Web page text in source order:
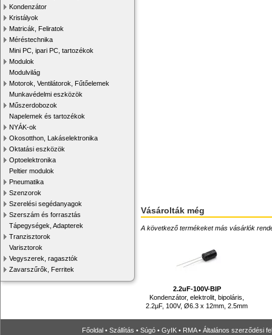
Kondenzátor
Kristályok
Matricák, Feliratok
Méréstechnika
Mini PC, ipari PC, tartozékok
Modulok
Modulvilág
Motorok, Ventilátorok, Fűtőelemek
Munkavédelmi eszközök
Műszerdobozok
Napelemek és tartozékok
NYÁK-ok
Okosotthon, Lakáselektronika
Oktatási eszközök
Optoelektronika
Peltier modulok
Pneumatika
Szenzorok
Szerelési segédanyagok
Szerszám és forrasztás
Tápegységek, Adapterek
Tranzisztorok
Varisztorok
Vegyszerek, ragasztók
Zavarszűrők, Ferritek
Vásárolták még
A következő termékeket más vásárlók
2.2uF-100V-BIP
Kondenzátor, elektrolit, bipoláris,
2.2µF, 100V, Ø6.3 x 12mm, 2.5mm
Főoldal • Szállítás • Súgó • GyIK • RMA• Általános szerződési